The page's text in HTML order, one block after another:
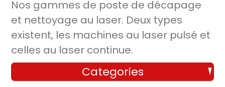
Nos gammes de poste de décapage
et nettoyage au laser. Deux types
existent, les machines au laser pulsé et
celles au laser continue.
Categories